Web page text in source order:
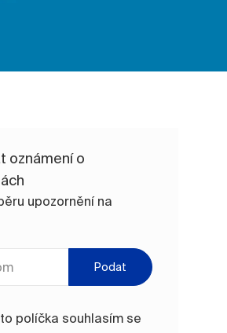
oznámení o
upozornění na
políčka souhlasím se
Podat